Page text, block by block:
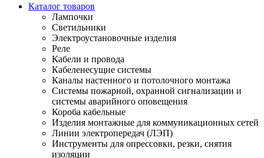
Каталог товаров
Лампочки
Светильники
Электроустановочные изделия
Реле
Кабели и провода
Кабеленесущие системы
Каналы настенного и потолочного монтажа
Системы пожарной, охранной сигнализации и
системы аварийного оповещения
Короба кабельные
Изделия монтажные для коммуникационных сетей
Линии электропередач (ЛЭП)
Инструменты для опрессовки, резки, снятия
изоляции